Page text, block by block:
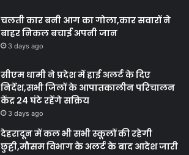
चलती कार बनी आग का गोला,कार सवारों ने
बाहर निकल बचाई अपनी जान
3 days ago
सीएम धामी ने प्रदेश में हाई अलर्ट के दिए
निर्देश,सभी जिलों के आपातकालीन परिचालन
केंद्र 24 घंटे रहेंगे सक्रिय
3 days ago
देहरादून में कल भी सभी स्कूलों की रहेगी
छुट्टी,मौसम विभाग के अलर्ट के बाद आदेश जारी